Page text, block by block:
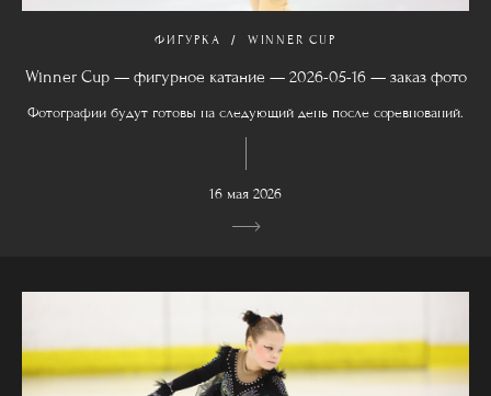
ФИГУРКА WINNER CUP
Winner Cup — фигурное катание — 2026-05-16 — заказ фото
Фотографии будут готовы на следующий день после соревнований.
16 мая 2026